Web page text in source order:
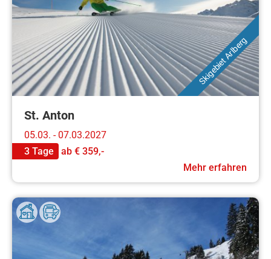
Skigebiet Arlberg
St. Anton
05.03. - 07.03.2027
3 Tage
ab € 359,-
Mehr erfahren